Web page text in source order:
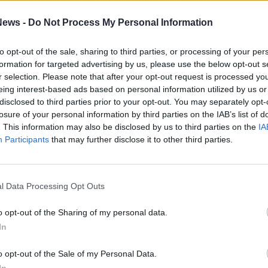
- Do Not Process My Personal Information
opt-out of the sale, sharing to third parties, or processing of your
for targeted advertising by us, please use the below opt-out
selection. Please note that after your opt-out request is processed
interest-based ads based on personal information utilized by us
to third parties prior to your opt-out. You may separately
of your personal information by third parties on the IAB’s list of
This information may also be disclosed by us to third parties on the
Participants that may further disclose it to other third parties.
Data Processing Opt Outs
opt-out of the Sharing of my personal data.
opt-out of the Sale of my Personal Data.
Jasmine Paolini, reduce dallo
Roland Garros. L’azzurra inizierà la sua
affrontando la statunitense Robin
ma stimolanti anche per le altre
Cocciaretto sfiderà la cinese Xinyu Wang,
avrà un esordio di fuoco contro la
Katie Boulter.
Kecmanovic
Navone
Wawrinka
Sonego
Quinn
Bellucci